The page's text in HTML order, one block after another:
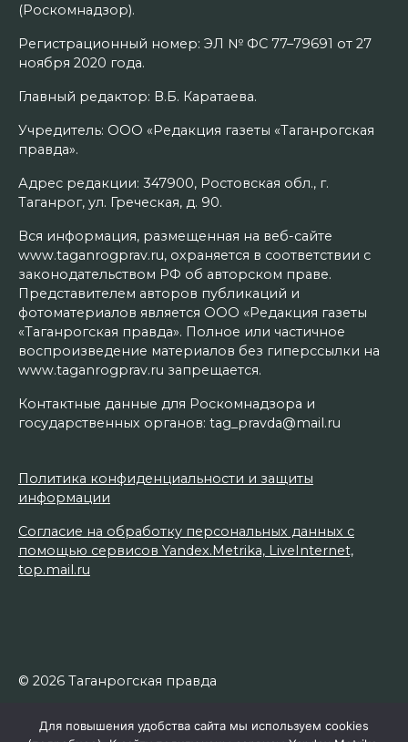
(Роскомнадзор).
Регистрационный номер: ЭЛ № ФС 77–79691 от 27
ноября 2020 года.
Главный редактор: В.Б. Каратаева.
Учредитель: ООО «Редакция газеты «Таганрогская
правда».
Адрес редакции: 347900, Ростовская обл., г.
Таганрог, ул. Греческая, д. 90.
Вся информация, размещенная на веб-сайте
www.taganrogprav.ru, охраняется в соответствии с
законодательством РФ об авторском праве.
Представителем авторов публикаций и
фотоматериалов является ООО «Редакция газеты
«Таганрогская правда». Полное или частичное
воспроизведение материалов без гиперссылки на
www.taganrogprav.ru запрещается.
Контактные данные для Роскомнадзора и
государственных органов: tag_pravda@mail.ru
Политика конфиденциальности и защиты
информации
Согласие на обработку персональных данных с
помощью сервисов Yandex.Metrika, LiveInternet,
top.mail.ru
© 2026 Таганрогская правда
Для повышения удобства сайта мы используем cookies